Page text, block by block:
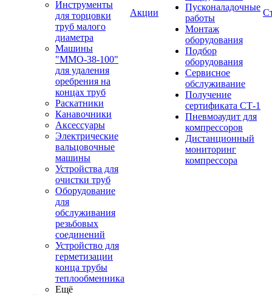
Инструменты
для торцовки
труб малого
диаметра
Машины
"ММО-38-100"
для удаления
оребрения на
концах труб
Раскатники
Канавочники
Аксессуары
Электрические
вальцовочные
машины
Устройства для
очистки труб
Оборудование
для
обслуживания
резьбовых
соединений
Устройство для
герметизации
конца трубы
теплообменника
Ещё
Акции
Пусконаладочные
работы
Монтаж
оборудования
Подбор
оборудования
Сервисное
обслуживание
Получение
сертификата СТ-1
Пневмоаудит для
компрессоров
Дистанционный
мониторинг
компрессора